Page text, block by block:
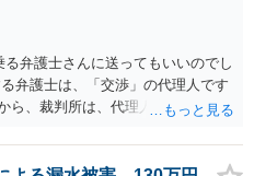
弁護士さんに送ってもいいのでし
弁護士は、「交渉」の代理人です
ら、裁判所は、代理人宛ての訴状
所で訴状を作成提出し、裁判所に
と（訴状の記載内容から明らかな